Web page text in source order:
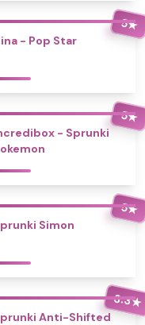
5★
- Pop Star
5★
- Sprunki
5★
Simon
3.3★
Anti-Shifted